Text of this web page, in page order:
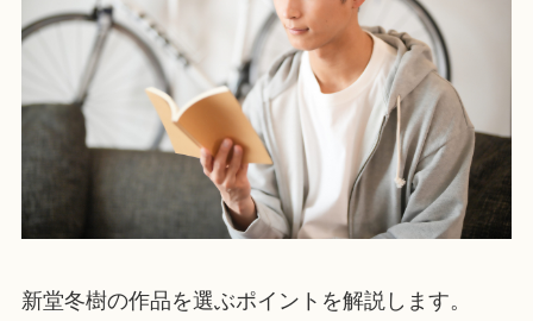
新堂冬樹の作品を選ぶポイントを解説します。